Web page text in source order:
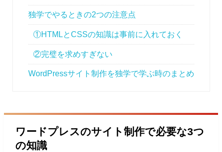
独学でやるときの2つの注意点
①HTMLとCSSの知識は事前に入れておく
②完璧を求めすぎない
WordPressサイト制作を独学で学ぶ時のまとめ
ワードプレスのサイト制作で必要な3つ
の知識